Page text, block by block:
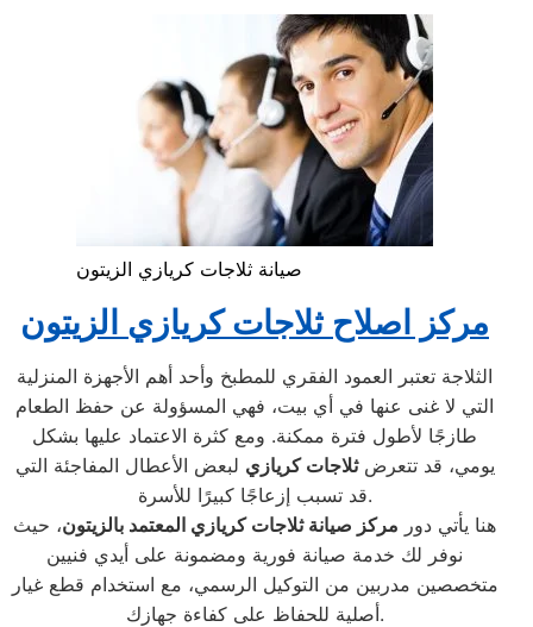
صيانة ثلاجات كريازي الزيتون
مركز اصلاح ثلاجات كريازي الزيتون
الثلاجة تعتبر العمود الفقري للمطبخ وأحد أهم الأجهزة المنزلية
التي لا غنى عنها في أي بيت، فهي المسؤولة عن حفظ الطعام
طازجًا لأطول فترة ممكنة. ومع كثرة الاعتماد عليها بشكل
يومي، قد تتعرضثلاجات كريازي لبعض الأعطال المفاجئة التي
قد تسبب إزعاجًا كبيرًا للأسرة.
هنا يأتي دور مركز صيانة ثلاجات كريازي المعتمد بالزيتون، حيث
نوفر لك خدمة صيانة فورية ومضمونة على أيدي فنيين
متخصصين مدربين من التوكيل الرسمي، مع استخدام قطع غيار
أصلية للحفاظ على كفاءة جهازك.